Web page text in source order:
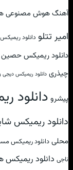
آهنگ هوش مصنوعی
امیر تتلو دانلود
دانلود ریمیکس حصین
چیذری دانلود ریمیکس دیجی
پیشرو دانلود
دانلود ریمیکس
محلی دانلود ریمیکس
ناجی دانلود ریمیکس